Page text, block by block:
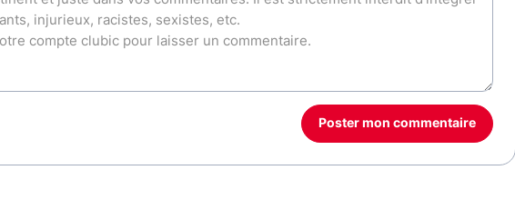
Poster mon commentaire